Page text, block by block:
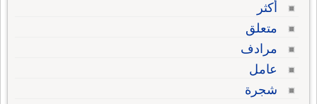
أكثر
متعلق
مرادف
عامل
شجرة